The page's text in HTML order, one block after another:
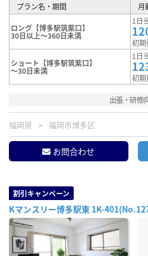
プラン名・期間 月
ロング【博多駅筑紫口】
30日以上～360日未満
1日
初
ショート【博多駅筑紫口】
～30日未満
1日
初
出張・研修
福岡県 福岡市博多区
お問合わせ
割引キャンペーン
Kマンスリー博多駅東 1K-